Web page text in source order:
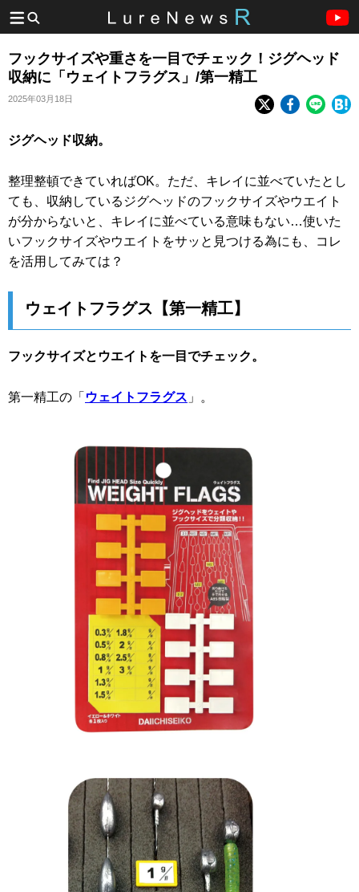
フックサイズや重さを一目でチェック！ジグヘッド
収納に「ウェイトフラグス」/第一精工
2025年03月18日
ジグヘッド収納。
整理整頓できていればOK。ただ、キレイに並べていたとし
ても、収納しているジグヘッドのフックサイズやウエイト
が分からないと、キレイに並べている意味もない…使いた
いフックサイズやウエイトをサッと見つける為にも、コレ
を活用してみては？
ウェイトフラグス【第一精工】
フックサイズとウエイトを一目でチェック。
第一精工の「 ウェイトフラグス 」。